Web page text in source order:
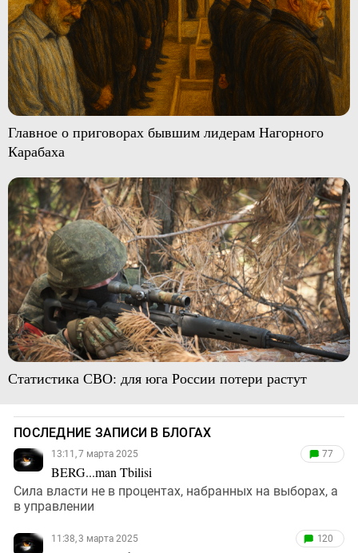
Главное о приговорах бывшим лидерам Нагорного
Карабаха
Статистика СВО: для юга России потери растут
ПОСЛЕДНИЕ ЗАПИСИ В БЛОГАХ
13:11, 7 марта 2025
BERG...man Tbilisi
77
Сила власти не в процентах, набранных на выборах, а
в управлении
11:38, 3 марта 2025 120